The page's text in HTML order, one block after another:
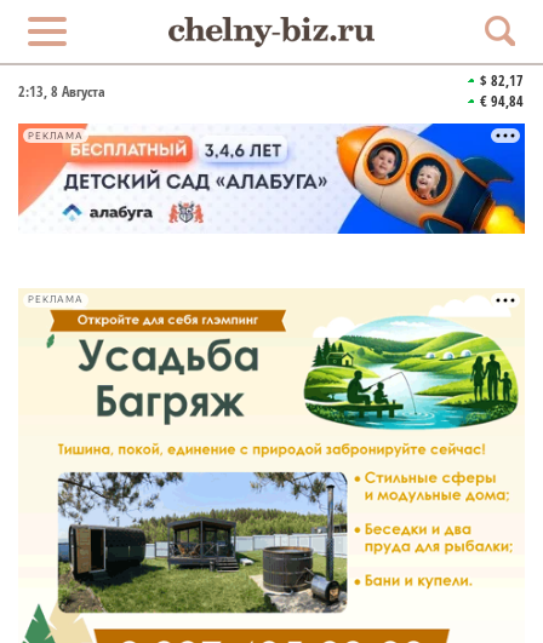
2:13, 8 Августа
$ 82,17
€ 94,84
РЕКЛАМА
РЕКЛАМА